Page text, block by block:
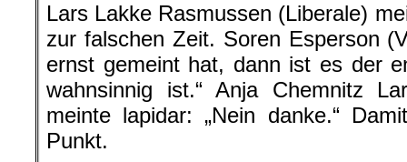
Lars Lakke Rasmussen (Liberale)
zur falschen Zeit. Soren Esperson
ernst gemeint hat, dann ist es der
wahnsinnig ist.“ Anja Chemnitz
meinte lapidar: „Nein danke.“
Punkt.